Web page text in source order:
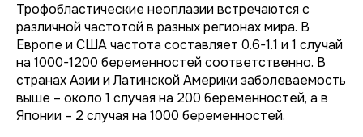
Трофобластические неоплазии встречаются с
различной частотой в разных регионах мира. В
Европе и США частота составляет 0.6-1.1 и 1 случай
на 1000-1200 беременностей соответственно. В
странах Азии и Латинской Америки заболеваемость
выше – около 1 случая на 200 беременностей, а в
Японии – 2 случая на 1000 беременностей.